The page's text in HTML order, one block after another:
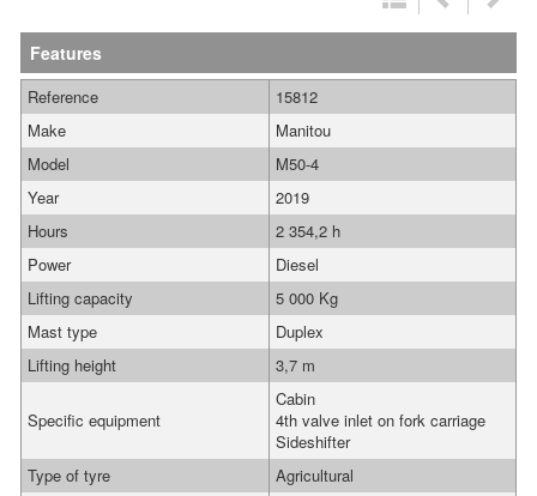
Features
Reference
15812
Make
Manitou
Model
M50-4
Year
2019
Hours
2 354,2 h
Power
Diesel
Lifting capacity
5 000 Kg
Mast type
Duplex
Lifting height
3,7 m
Specific equipment
Cabin
4th valve inlet on fork carriage
Sideshifter
Type of tyre
Agricultural